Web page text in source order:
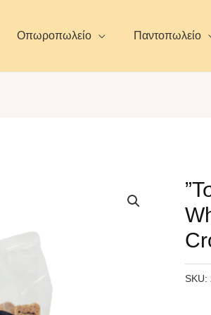
Οπωροπωλείο Παντοπωλείο
SKU: